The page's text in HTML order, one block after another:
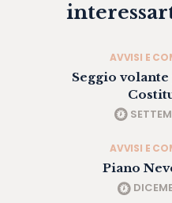
AVVISI E
Seggio
AVVISI E
Piano